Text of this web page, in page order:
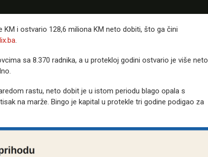
i ostvario 128,6 miliona KM neto dobiti, što ga čini
.
sa 8.370 radnika, a u protekloj godini ostvario je više neto
rastu, neto dobit je u istom periodu blago opala s
na marže. Bingo je kapital u protekle tri godine podigao za